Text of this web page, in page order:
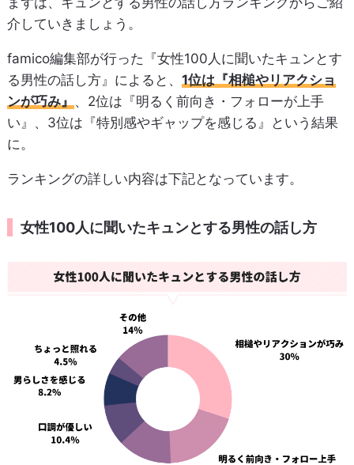
介していきましょう。
famico編集部が行った『女性100人に聞いたキュンとす
る男性の話し方』によると、 1位は『相槌やリアクショ
ンが巧み』、2位は『明るく前向き・フォローが上手
い』、3位は『特別感やギャップを感じる』という結果
に。
ランキングの詳しい内容は下記となっています。
女性100人に聞いたキュンとする男性の話し方